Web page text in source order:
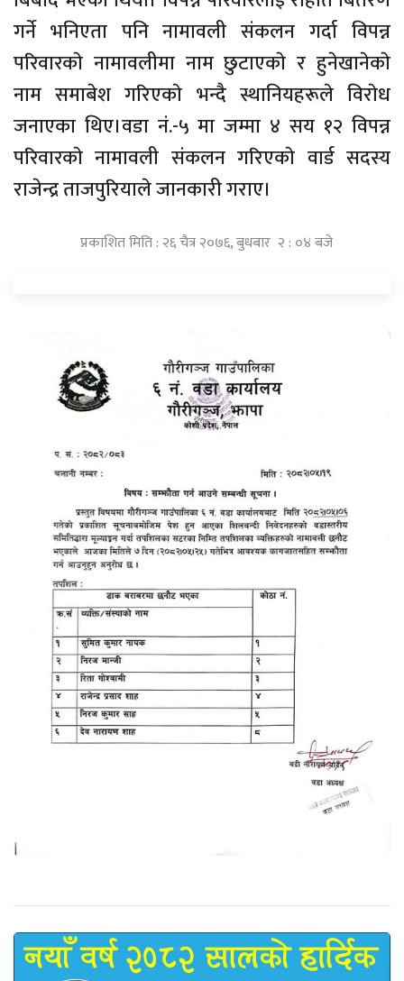
गर्ने भनिएता पनि नामावली संकलन गर्दा विपन्न
परिवारकाे नामावलीमा नाम छुटाएकाे र हुनेखानेकाे
नाम समाबेश गरिएकाे भन्दै स्थानियहरूले विराेध
जनाएका थिए।वडा नं.-५ मा जम्मा ४ सय १२ विपन्न
परिवारकाे नामावली संकलन गरिएकाे वार्ड सदस्य
राजेन्द्र ताजपुरियाले जानकारी गराए।
प्रकाशित मिति : २६ चैत्र २०७६, बुधबार २ : ०४ बजे